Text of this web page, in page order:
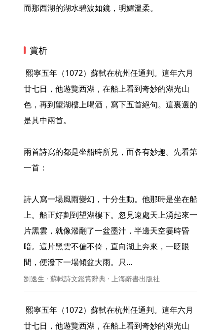
而那西湖的湖水碧波如鏡，明媚溫柔。
賞析
廿七日，他遊覽西湖，在船上看到奇妙的湖光山
色，再到望湖樓上喝酒，寫下五首絕句。這裏選的
是其中兩首。
兩首詩寫的都是坐船時所見，而各有妙趣。先看第
一首：
詩人寫一場風雨變幻，十分生動。他那時是坐在船
上。船正好劃到望湖樓下。忽見遠處天上湧起來一
片黑雲，就像潑翻了一盆墨汁，半邊天空霎時昏
暗。這片黑雲不偏不倚，直向湖上奔來，一眨眼
間，便潑下一場傾盆大雨。只...
劉逸生 · 蘇軾詩文鑑賞辭典 · 上海辭書出版社
廿七日，他遊覽西湖，在船上看到奇妙的湖光山